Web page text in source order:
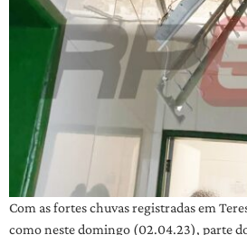
Com as fortes chuvas registradas em
como neste domingo (02.04.23), parte